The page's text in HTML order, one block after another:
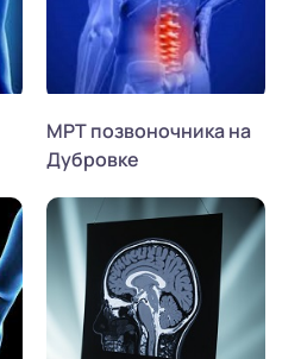
МРТ позвоночника на
Дубровке